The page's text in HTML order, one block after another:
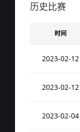
历史比赛
时间
2023-02-12
2023-02-12
2023-02-04